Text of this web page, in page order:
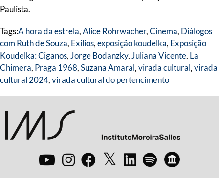
Paulista.
Tags:A hora da estrela,Alice Rohrwacher,Cinema, Diálogos
com Ruth de Souza, Exílios,exposição koudelka, Exposição
Koudelka: Ciganos, Jorge Bodanzky, Juliana Vicente, La
Chimera, Praga 1968,Suzana Amaral,virada cultural,virada
cultural 2024,virada cultural do pertencimento